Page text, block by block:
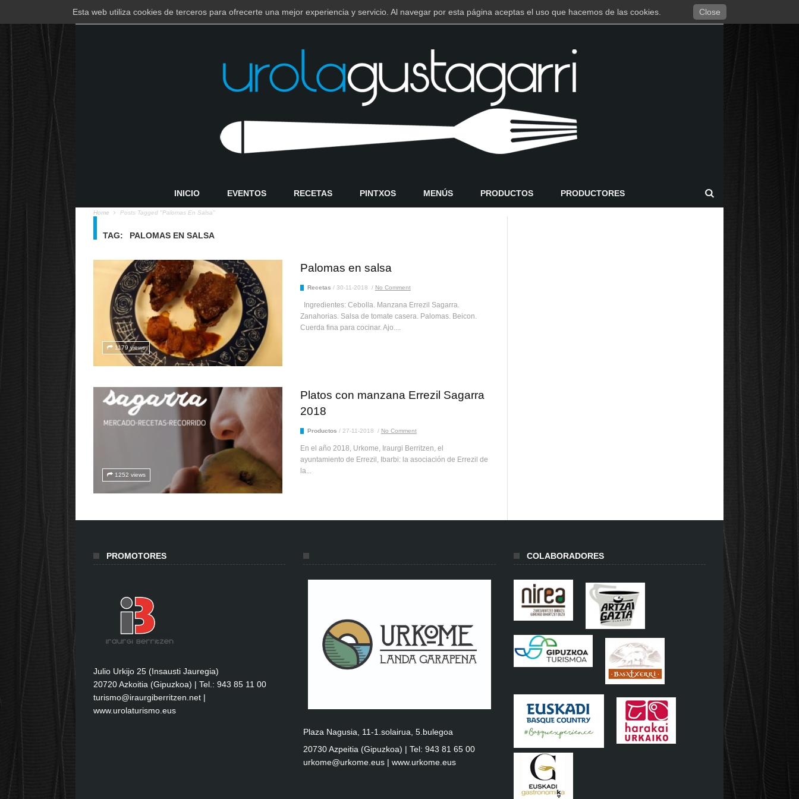
EUSKARA ESPAÑOL
INICIO EVENTOS RECETAS PINTXOS MENÚS PRODUCTOS PRODUCTORES
Home Posts Tagged "palomas En Salsa"
TAG: PALOMAS EN SALSA
1179 views
Palomas en salsa
Recetas / 30-11-2018 / No Comment
Ingredientes: Cebolla. Manzana Errezil Sagarra.
Zanahorias. Salsa de tomate casera. Palomas. Beicon.
Cuerda fina para cocinar. Ajo....
1252 views
Platos con manzana Errezil Sagarra
2018
Productos / 27-11-2018 / No Comment
En el año 2018, Urkome, Iraurgi Berritzen, el
ayuntamiento de Errezil, Ibarbi: la asociación de Errezil de
la...
PROMOTORES
Julio Urkijo 25 (Insausti Jauregia)
20720 Azkoitia (Gipuzkoa) | Tel.: 943 85 11 00
turismo@iraurgiberritzen.net |
www.urolaturismo.eus
Plaza Nagusia, 11-1.solairua, 5.bulegoa
20730 Azpeitia (Gipuzkoa) | Tel: 943 81 65 00
urkome@urkome.eus |www.urkome.eus
COLABORADORES
Esta web utiliza cookies de terceros para ofrecerte una mejor experiencia y servicio. Al navegar por esta página aceptas el uso que hacemos de las cookies. Close